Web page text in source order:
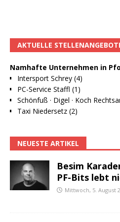
AKTUELLE
Namhafte Unternehmen in
Intersport Schrey (4)
PC-Service Staffl (1)
Schönfuß · Digel · Koch
Taxi Niedersetz (2)
NEUESTE ARTIKEL
Besim
PF-Bits lebt
Mittwoch, 5. August